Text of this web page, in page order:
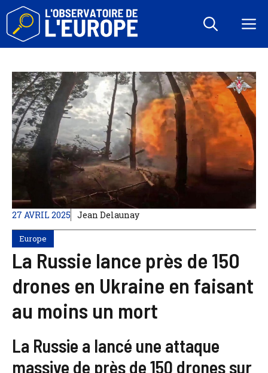
Aller
contenu
27 AVRIL 2025 Jean Delaunay
Europe
La Russie lance près de 150
drones en Ukraine en faisant
au moins un mort
La Russie a lancé une attaque
massive de près de 150 drones sur